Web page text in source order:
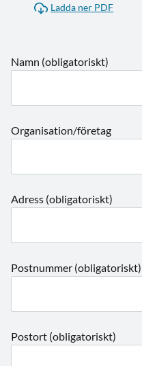
Ladda ner PDF
Namn (obligatoriskt)
Organisation/företag
Adress (obligatoriskt)
Postnummer (obligatoriskt)
Postort (obligatoriskt)